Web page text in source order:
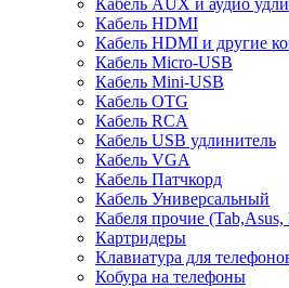
Кабель HDMI
Кабель HDMI и другие
Кабель Micro-USB
Кабель Mini-USB
Кабель OTG
Кабель RCA
Кабель USB удлинитель
Кабель VGA
Кабель Патчкорд
Кабель Универсальный
Кабеля прочие
Картридеры
Клавиатура для
Кобура на телефоны